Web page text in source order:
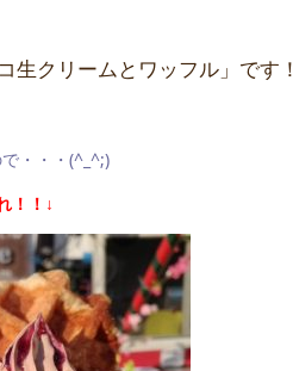
生クリームとワッフル」です！
・・・(^_^;)
！！↓